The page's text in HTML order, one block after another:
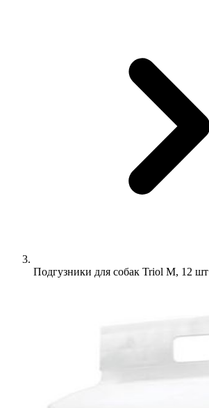
Подгузники для собак Triol M, 12 шт